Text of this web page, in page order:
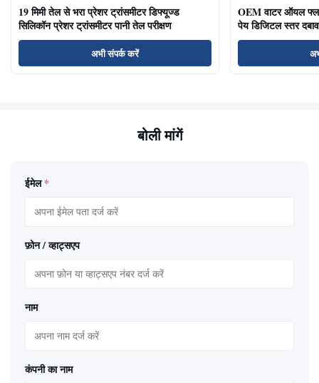
19 मिमी तेल से भरा प्रेशर ट्रांसमीटर डिफ्यूज्ड
सिलिकॉन प्रेशर ट्रांसमीटर पानी तेल परीक्षण
अभी संपर्क करें
OEM वाटर ऑयल
पेय डिजिटल स्तर
बोली मांगें
ईमेल *
फ़ोन / व्हाट्सएप
नाम
कंपनी का नाम